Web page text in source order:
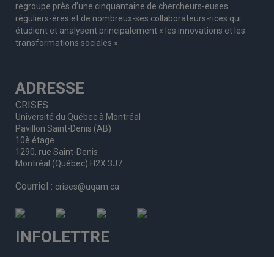
regroupe près d’une cinquantaine de chercheurs-euses
réguliers-ères et de nombreux-ses collaborateurs-rices qui
étudient et analysent principalement « les innovations et les
transformations sociales ».
ADRESSE
CRISES
Université du Québec à Montréal
Pavillon Saint-Denis (AB)
10è étage
1290, rue Saint-Denis
Montréal (Québec) H2X 3J7
Courriel : crises@uqam.ca
INFOLETTRE